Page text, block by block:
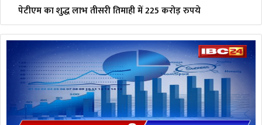
पेटीएम का शुद्ध लाभ तीसरी तिमाही में 225 करोड़ रुपये